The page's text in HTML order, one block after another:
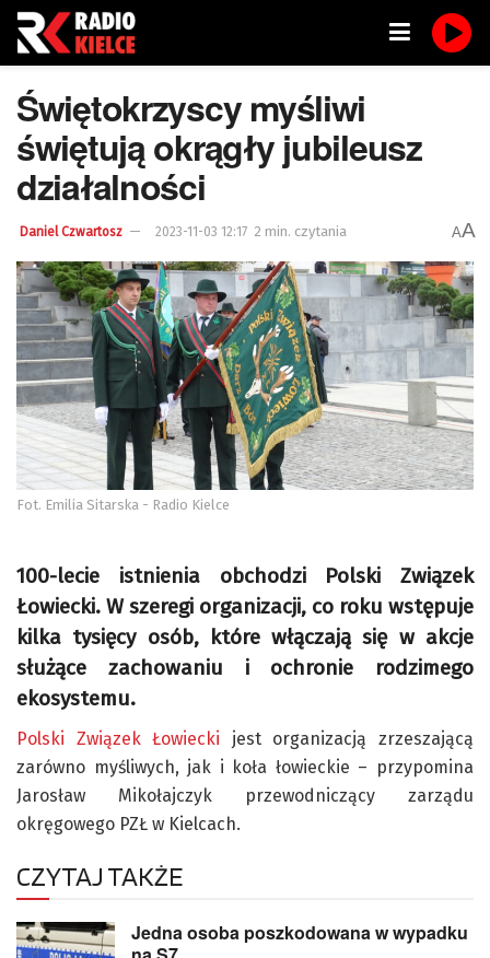
Świętokrzyscy myśliwi
świętują okrągły jubileusz
działalności
Daniel Czwartosz 2023-11-03 12:17 2 min. czytania AA
Fot. Emilia Sitarska - Radio Kielce
100-lecie istnienia obchodzi Polski Związek
Łowiecki. W szeregi organizacji, co roku wstępuje
kilka tysięcy osób, które włączają się w akcje
służące zachowaniu i ochronie rodzimego
ekosystemu.
Polski Związek Łowiecki jest organizacją zrzeszającą
zarówno myśliwych, jak i koła łowieckie – przypomina
Jarosław Mikołajczyk przewodniczący zarządu
okręgowego PZŁ w Kielcach.
CZYTAJ TAKŻE
Jedna osoba poszkodowana w wypadku